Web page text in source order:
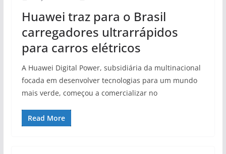
Huawei traz para o Brasil
carregadores ultrarrápidos
para carros elétricos
A Huawei Digital Power, subsidiária da multinacional
focada em desenvolver tecnologias para um mundo
mais verde, começou a comercializar no
Read More